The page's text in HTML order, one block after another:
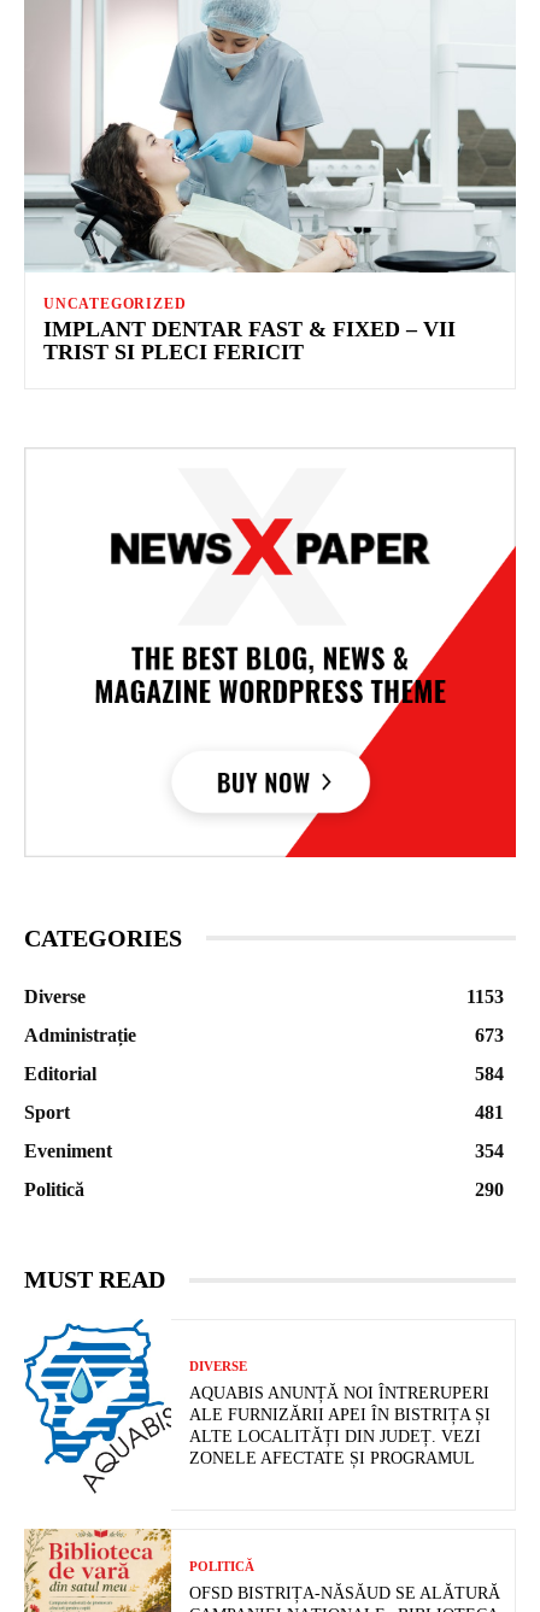
UNCATEGORIZED
IMPLANT DENTAR FAST & FIXED – VII
TRIST SI PLECI FERICIT
CATEGORIES
Diverse
1153
Administrație
673
Editorial
584
Sport
481
Eveniment
354
Politică
290
MUST READ
DIVERSE
AQUABIS ANUNȚĂ NOI ÎNTRERUPERI
ALE FURNIZĂRII APEI ÎN BISTRIȚA ȘI
ALTE LOCALITĂȚI DIN JUDEȚ. VEZI
ZONELE AFECTATE ȘI PROGRAMUL
POLITICĂ
OFSD BISTRIȚA-NĂSĂUD SE ALĂTURĂ